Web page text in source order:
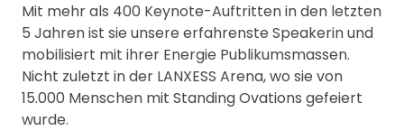
Mit mehr als 400 Keynote-Auftritten in den letzten
5 Jahren ist sie unsere erfahrenste Speakerin und
mobilisiert mit ihrer Energie Publikumsmassen.
Nicht zuletzt in der LANXESS Arena, wo sie von
15.000 Menschen mit Standing Ovations gefeiert
wurde.